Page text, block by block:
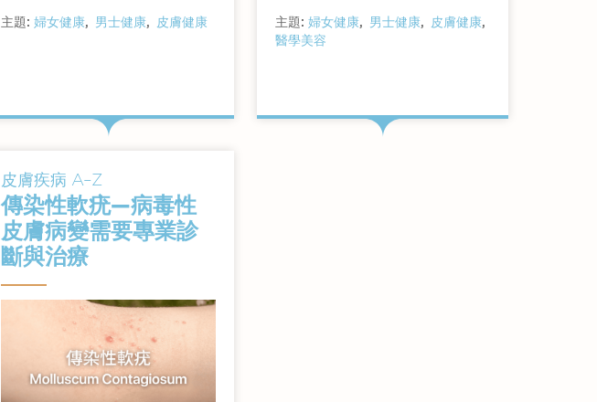
主題: 婦女健康 男士健康 皮膚健康
查看詳情
主題: 婦女健康 男士健康
皮膚健康
醫學美容
查看詳情
皮膚疾病 A–Z
傳染性軟疣—病毒性
皮膚病變需要專業診
斷與治療